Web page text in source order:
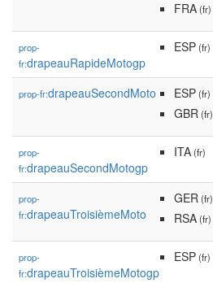
FRA(fr)
prop-
fr:drapeauRapideMotogp
ESP(fr)
prop-fr:drapeauSecondMoto ESP(fr)
GBR(fr)
prop-
fr:drapeauSecondMotogp
ITA(fr)
prop-
fr:drapeauTroisièmeMoto
GER(fr)
RSA(fr)
prop-
fr:drapeauTroisièmeMotogp
ESP(fr)